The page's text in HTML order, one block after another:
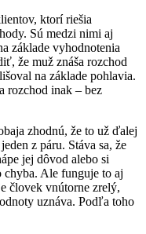
ktorí riešia
Sú medzi nimi aj
základe vyhodnotenia
že muž znáša rozchod
na základe pohlavia.
rozchod inak – bez
zhodnú, že to už ďalej
z páru. Stáva sa, že
jej dôvod alebo si
Ale funguje to aj
človek vnútorne zrelý,
uznáva. Podľa toho